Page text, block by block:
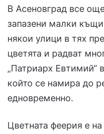
В Асеновград все
запазени малки
някои улици в тях
цветята и радват
„Патриарх Евтимий“
който се намира до
едновременно.
Цветната феерия е